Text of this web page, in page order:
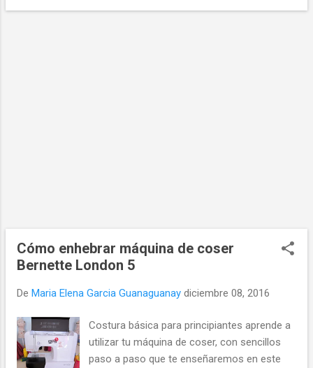
Cómo enhebrar máquina de coser
Bernette London 5
De Maria Elena Garcia Guanaguanay diciembre 08, 2016
Costura básica para principiantes aprende a
utilizar tu máquina de coser, con sencillos
paso a paso que te enseñaremos en este